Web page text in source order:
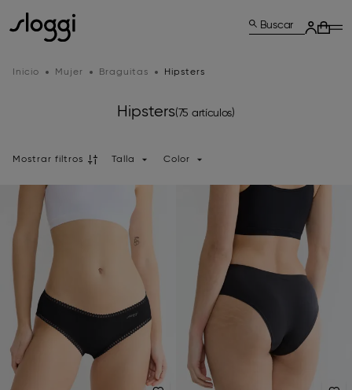
Buscar
Inicio Mujer Braguitas Hipsters
Hipsters(75 artículos)
Mostrar filtros Talla Color